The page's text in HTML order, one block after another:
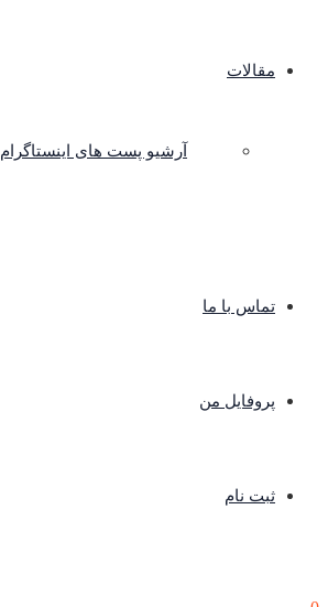
مقالات
آرشیو پست های اینستاگرام
تماس با ما
پروفایل من
ثبت نام